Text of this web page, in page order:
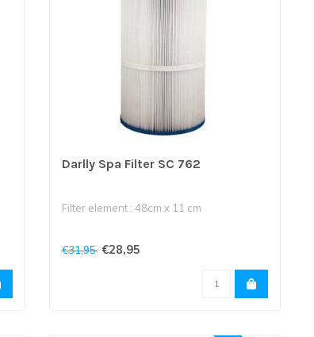
Darlly Spa Filter SC 762
Filter element : 48cm x 11 cm
Bovenkant is 6 cm opening en onderkant
€31,95 €28,95